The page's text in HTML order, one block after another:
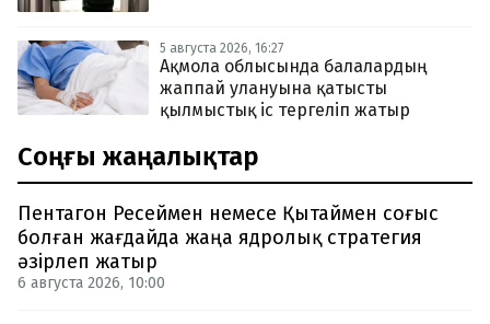
5 августа 2026, 16:27
Ақмола облысында балалардың
жаппай улануына қатысты
қылмыстық іс тергеліп жатыр
Соңғы жаңалықтар
Пентагон Ресеймен немесе Қытаймен соғыс
болған жағдайда жаңа ядролық стратегия
әзірлеп жатыр
6 августа 2026, 10:00